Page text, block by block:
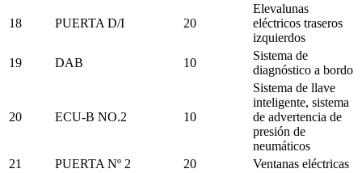
18 PUERTA D/I 20
Elevalunas
eléctricos traseros
izquierdos
19
DAB 10
Sistema de
diagnóstico a bordo
20 ECU-B NO.2 10
Sistema de llave
inteligente, sistema
de advertencia de
presión de
neumáticos
21
PUERTA Nº 2 20 Ventanas eléctricas